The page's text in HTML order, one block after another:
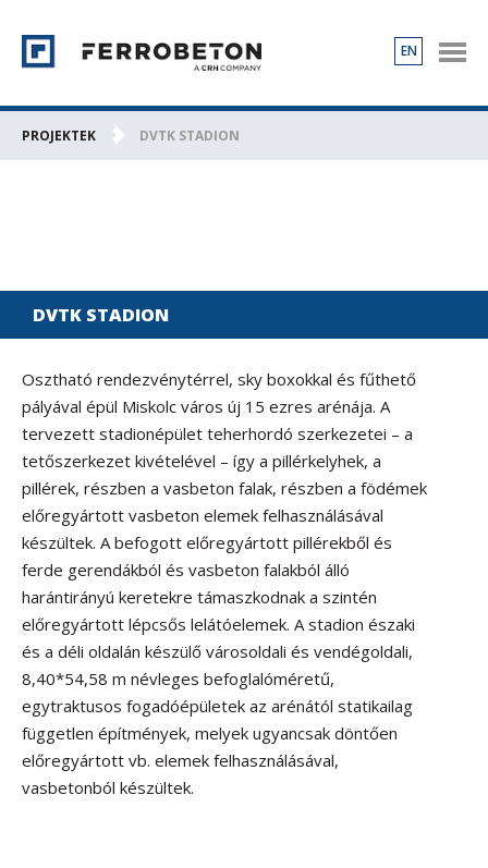
TERMÉKEK
EN
PROJEKTEK DVTK STADION
DVTK STADION
Osztható rendezvénytérrel, sky boxokkal és fűthető
pályával épül Miskolc város új 15 ezres arénája. A
tervezett stadionépület teherhordó szerkezetei – a
tetőszerkezet kivételével – így a pillérkelyhek, a
pillérek, részben a vasbeton falak, részben a födémek
előregyártott vasbeton elemek felhasználásával
készültek. A befogott előregyártott pillérekből és
ferde gerendákból és vasbeton falakból álló
harántirányú keretekre támaszkodnak a szintén
előregyártott lépcsős lelátóelemek. A stadion északi
és a déli oldalán készülő városoldali és vendégoldali,
8,40*54,58 m névleges befoglalóméretű,
egytraktusos fogadóépületek az arénától statikailag
független építmények, melyek ugyancsak döntően
előregyártott vb. elemek felhasználásával,
vasbetonból készültek.